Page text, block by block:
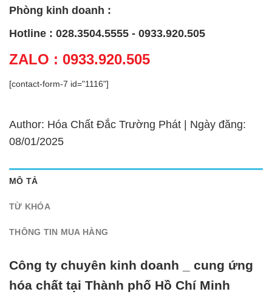
Phòng kinh doanh :
Hotline : 028.3504.5555 - 0933.920.505
ZALO : 0933.920.505
[contact-form-7 id="1116"]
Author: Hóa Chất Đắc Trường Phát | Ngày đăng:
08/01/2025
MÔ TẢ
TỪ KHÓA
THÔNG TIN MUA HÀNG
Công ty chuyên kinh doanh _ cung ứng
hóa chất tại Thành phố Hồ Chí Minh